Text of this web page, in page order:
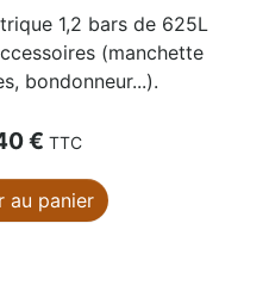
1,2 bars de 625L
(manchette
bondonneur...).
€ TTC
au panier